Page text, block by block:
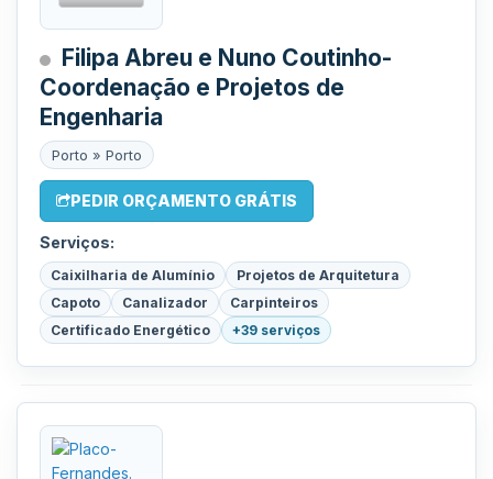
Filipa Abreu e Nuno Coutinho-
Coordenação e Projetos de
Engenharia
Porto » Porto
PEDIR ORÇAMENTO GRÁTIS
Serviços:
Caixilharia de Alumínio
Projetos de Arquitetura
Capoto
Canalizador
Carpinteiros
Certificado Energético
+39 serviços